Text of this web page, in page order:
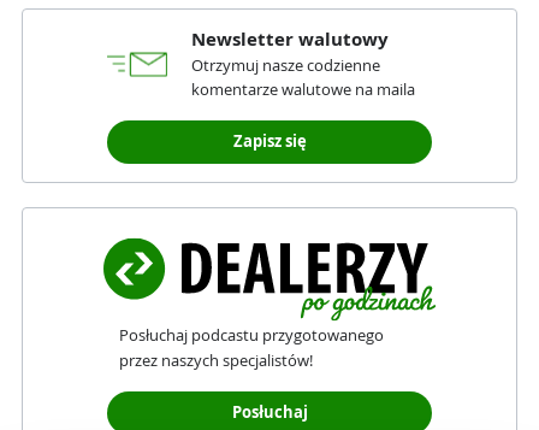
Newsletter walutowy
Otrzymuj nasze codzienne
komentarze walutowe na maila
Zapisz się
Posłuchaj podcastu przygotowanego
przez naszych specjalistów!
Posłuchaj